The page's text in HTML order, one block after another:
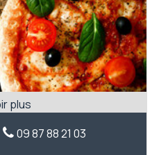
09 87 88 21 03